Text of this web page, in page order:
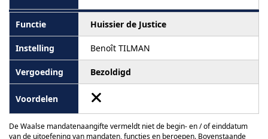
Huissier de Justice
Benoît TILMAN
Bezoldigd
De Waalse mandatenaangifte vermeldt niet de begin- en / of einddatum
van de uitoefening van mandaten, functies en beroepen. Bovenstaande